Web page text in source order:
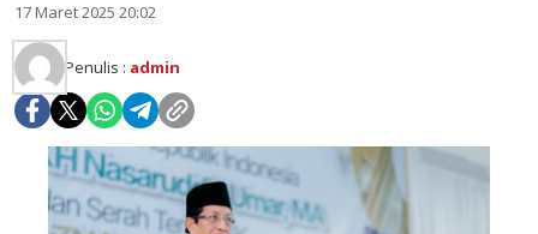
17 Maret 2025 20:02
Penulis : admin